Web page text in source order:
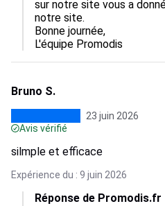
sur notre site vous a
notre site.
Bonne journée,
L'équipe Promodis
Bruno S.
23 juin 2026
Avis vérifié
silmple et efficace
Expérience du : 9 juin 2026
Réponse de Promodis.fr